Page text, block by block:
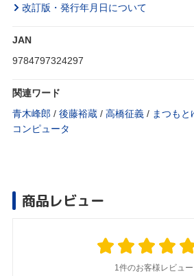
改訂版・発行年月日について
JAN
9784797324297
関連ワード
青木峰郎 / 後藤裕蔵 / 高橋征義 / まつもと
コンピュータ
商品レビュー
1件のお客様レビュー